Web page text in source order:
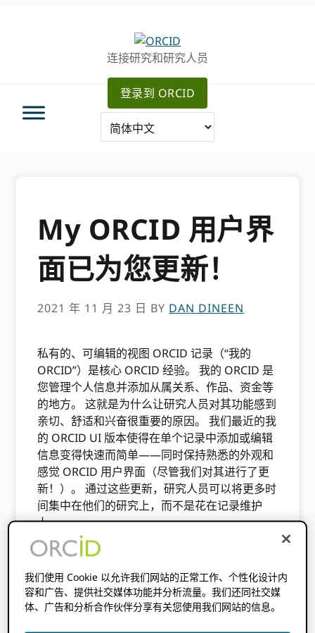
连接研究和研究人员
登录到 ORCID
My ORCID 用户界
面已为您更新！
2021 年 11 月 23 日 BY DAN DINEEN
私有的、可编辑的视图 ORCID 记录（“我的
ORCID”）是核心 ORCID 经验。 我的 ORCID 是
您管理个人信息并添加从属关系、作品、资金等
的地方。 这就是为什么让研究人员对其功能感到
亲切、舒适和兴奋很重要的原因。 我们最近的我
的 ORCID UI 版本使得在单个记录中添加或编辑
信息变得快速而简单——同时保持熟悉的外观和
感觉 ORCID 用户界面（尽管我们对其进行了更
新！）。 通过这些更新，研究人员可以将更多时
间集中在他们的研究上，而不是花在记录维护
上。
进化，而不是革命
今年早些时候，我们发布了公共（不可编辑）视
我们使用 Cookie 以允许我们网站的正常工作、个性化设计内
容和广告、提供社交媒体功能并分析流量。我们还同社交媒
体、广告和分析合作伙伴分享有关您使用我们网站的信息。